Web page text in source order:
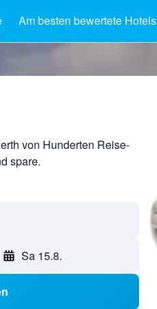
Am besten bewertete Hotels
von Hunderten Reise-
spare.
Sa 15.8.